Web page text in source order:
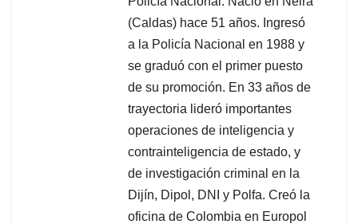
(Caldas) hace 51 años. Ingresó
a la Policía Nacional en 1988 y
se graduó con el primer puesto
de su promoción. En 33 años de
trayectoria lideró importantes
operaciones de inteligencia y
contrainteligencia de estado, y
de investigación criminal en la
Dijín, Dipol, DNI y Polfa. Creó la
oficina de Colombia en Europol